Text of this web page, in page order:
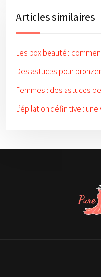
Articles similaires
Les box beauté :
Des astuces pour
Femmes : des astuces
L’épilation définitive :